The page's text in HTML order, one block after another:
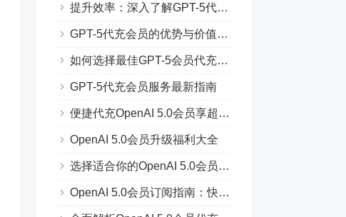
提升效率：深入了解GPT-5代充会员功能
GPT-5代充会员的优势与价值解析
如何选择最佳GPT-5会员代充方案
GPT-5代充会员服务最新指南
便捷代充OpenAI 5.0会员享超值服务
OpenAI 5.0会员升级福利大全
选择适合你的OpenAI 5.0会员代充方案
OpenAI 5.0会员订阅指南：快速上手